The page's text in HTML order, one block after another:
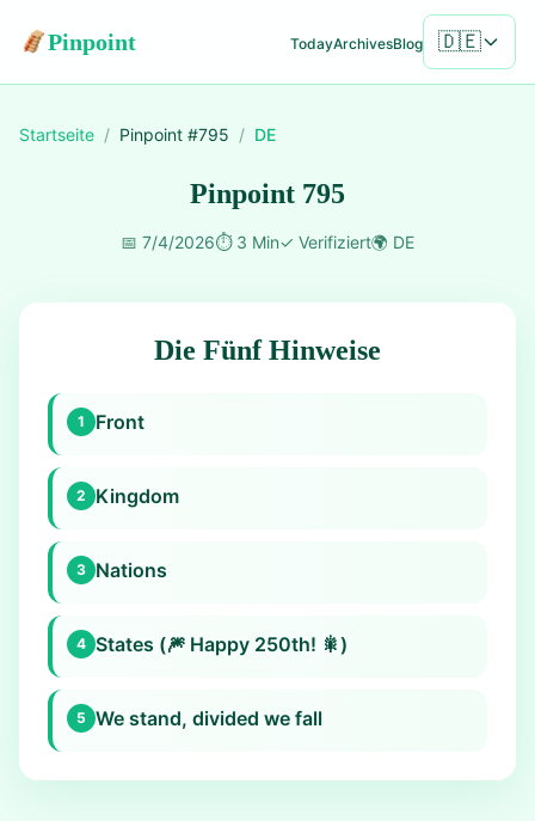
Pinpoint TodayArchivesBlog 🇩🇪
Startseite / Pinpoint #795 / DE
Pinpoint 795
📅 7/4/2026⏱️ 3 Min✓ Verifiziert🌍 DE
Die Fünf Hinweise
1 Front
2 Kingdom
3 Nations
4 States (🎆 Happy 250th! 🎇)
5 We stand, divided we fall